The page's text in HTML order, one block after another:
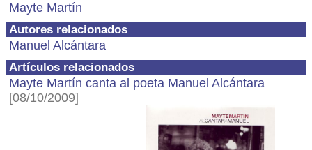
Mayte Martín
Autores relacionados
Manuel Alcántara
Artículos relacionados
Mayte Martín canta al poeta Manuel Alcántara
[08/10/2009]